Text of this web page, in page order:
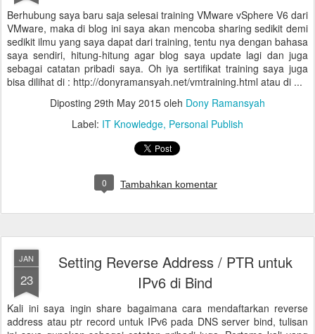
Berhubung saya baru saja selesai training VMware vSphere V6 dari
VMware, maka di blog ini saya akan mencoba sharing sedikit demi
sedikit ilmu yang saya dapat dari training, tentu nya dengan bahasa
saya sendiri, hitung-hitung agar blog saya update lagi dan juga
sebagai catatan pribadi saya. Oh iya sertifikat training saya juga
bisa dilihat di : http://donyramansyah.net/vmtraining.html atau di ...
Diposting 29th May 2015 oleh Dony Ramansyah
Label: IT Knowledge Personal Publish
0 Tambahkan komentar
JAN
23
Setting Reverse Address / PTR untuk
IPv6 di Bind
Kali ini saya ingin share bagaimana cara mendaftarkan reverse
address atau ptr record untuk IPv6 pada DNS server bind, tulisan